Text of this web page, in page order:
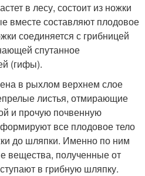
в лесу, состоит из ножки
вместе составляют плодовое
соединяется с грибницей
спутанное
(гифы).
в рыхлом верхнем слое
листья, отмирающие
и прочую почвенную
все плодовое тело
до шляпки. Именно по ним
вещества, полученные от
в грибную шляпку.